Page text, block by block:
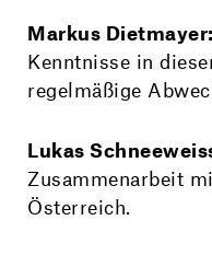
Markus Dietmayer:
Kenntnisse in
regelmäßige
Lukas
Zusammenarbeit
Österreich.